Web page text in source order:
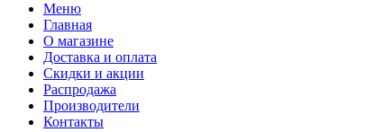
Меню
Главная
О магазине
Доставка и оплата
Скидки и акции
Распродажа
Производители
Контакты